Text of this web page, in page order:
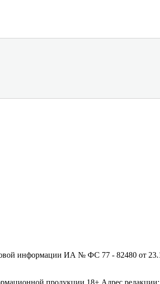
информации ИА № ФС 77 - 82480 от
продукции 18+ Адрес редакции: